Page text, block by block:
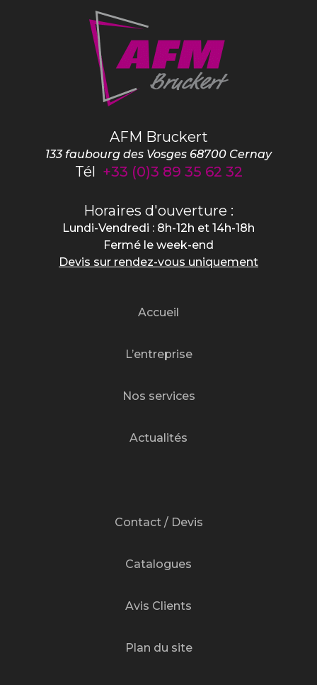
AFM Bruckert
133 faubourg des Vosges 68700 Cernay
Tél +33 (0)3 89 35 62 32
Horaires d'ouverture :
Lundi-Vendredi : 8h-12h et 14h-18h
Fermé le week-end
Devis sur rendez-vous uniquement
Accueil
L’entreprise
Nos services
Actualités
Contact / Devis
Catalogues
Avis Clients
Plan du site